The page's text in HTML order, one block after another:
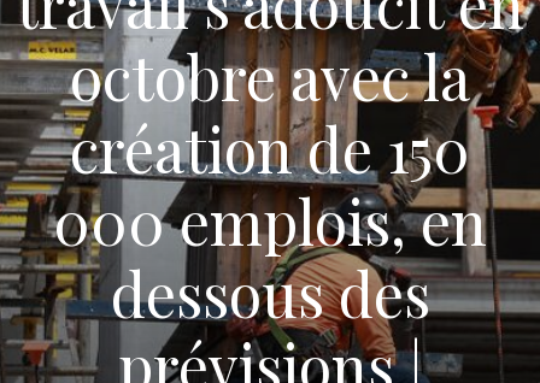
octobre avec la
création de 150
000 emplois, en
dessous des
prévisions |